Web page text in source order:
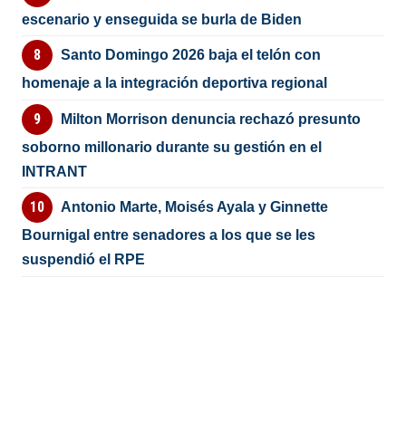
escenario y enseguida se burla de Biden
Santo Domingo 2026 baja el telón con
homenaje a la integración deportiva regional
Milton Morrison denuncia rechazó presunto
soborno millonario durante su gestión en el
INTRANT
Antonio Marte, Moisés Ayala y Ginnette
Bournigal entre senadores a los que se les
suspendió el RPE